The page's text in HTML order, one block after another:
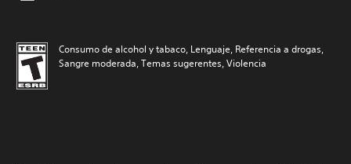
Consumo de alcohol y tabaco, Lenguaje, Referencia a drogas,
Sangre moderada, Temas sugerentes, Violencia